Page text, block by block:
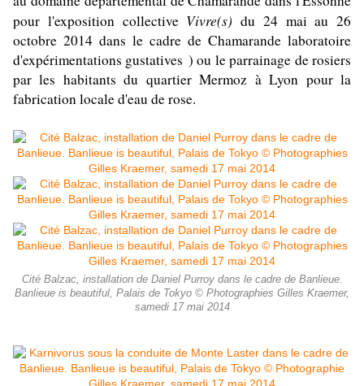
pour l'exposition collective Vivre(s) du 24 mai au 26
octobre 2014 dans le cadre de Chamarande laboratoire
d'expérimentations gustatives ) ou le parrainage de rosiers
par les habitants du quartier Mermoz à Lyon pour la
fabrication locale d'eau de rose.
Cité Balzac, installation de Daniel Purroy dans le cadre de Banlieue.
Banlieue is beautiful, Palais de Tokyo © Photographies Gilles Kraemer,
samedi 17 mai 2014